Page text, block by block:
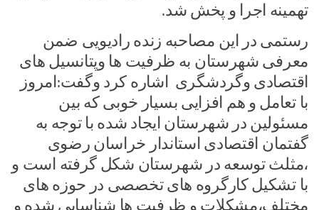
تهمینه اجرا و پخش شد.
رستمی در این مصاحبه زنده رادیویی ضمن
معرفی شهرستان به ظرفیت ها وپتانسیل های
اقتصادی وگردشگری اشاره کرد وگفت:امروز
با تعامل و هم افزایی بسیار خوبی که بین
مسئولین در شهرستان ایجاد شده با توجه به
گفتمان اقتصادی استاندار خراسان رضوی
،مثلث توسعه در شهرستان شکل گرفته است و
با تشکیل کارگروه های تخصصی در حوزه های
مختلف،مشکلات و ظرفیت ها شناسایی شده و